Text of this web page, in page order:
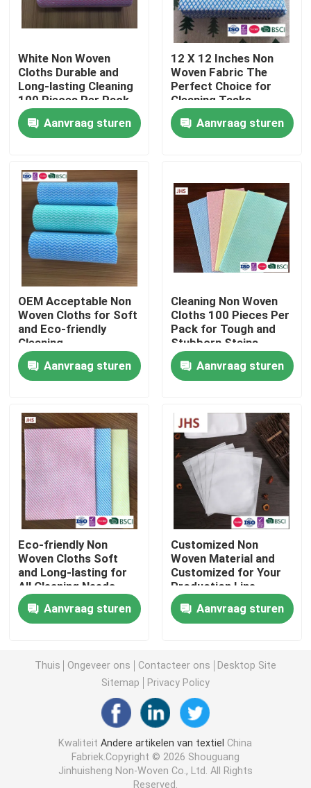
Thuis
Producten
Fabriekstocht
Kwaliteitscontrole
Neem contact met ons op
Nieuws
Vraag een offerte
Andere artikelen van textiel
niet-geweven jumbo rollen
Niet-geweven Lijstdoek
Huishoudelijke schoonmaaklakken
Spunlace het Schoonmaken veegt af
Het beschikbare Schoonmaken veegt af
Keukendoeken voor eenmalig gebruik
White Non Woven
Cloths Durable and
Long-lasting Cleaning
100 Pieces Per Pack
Aanvraag sturen
12 X 12 Inches Non
Woven Fabric The
Perfect Choice for
Cleaning Tasks
Aanvraag sturen
OEM Acceptable Non
Woven Cloths for Soft
and Eco-friendly
Cleaning
Aanvraag sturen
Cleaning Non Woven
Cloths 100 Pieces Per
Pack for Tough and
Stubborn Stains
Aanvraag sturen
Eco-friendly Non
Woven Cloths Soft
and Long-lasting for
All Cleaning Needs
Aanvraag sturen
Customized Non
Woven Material and
Customized for Your
Production Line
Efficiency
Aanvraag sturen
Thuis Ongeveer ons Contacteer ons
Desktop Site
Sitemap
Privacy Policy
KwaliteitAndere artikelen van textiel China
Fabriek.Copyright © 2026 Shouguang
Jinhuisheng Non-Woven Co., Ltd. All Rights
Reserved.